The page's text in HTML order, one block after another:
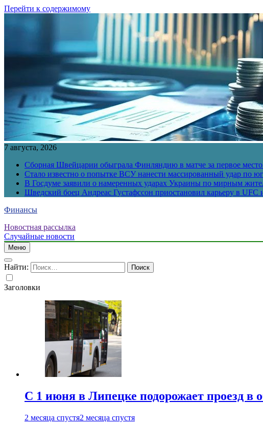
Перейти к содержимому
7 августа, 2026
Сборная Швейцарии обыграла Финляндию в матче за первое
Стало известно о попытке ВСУ нанести массированный удар по
В Госдуме заявили о намеренных ударах Украины по мирным
Шведский боец Андреас Густафссон приостановил карьеру в UFC
Финансы
Новостная рассылка
Случайные новости
Меню
Найти:
Заголовки
С 1 июня в Липецке подорожает проезд в
2 месяца спустя2 месяца спустя